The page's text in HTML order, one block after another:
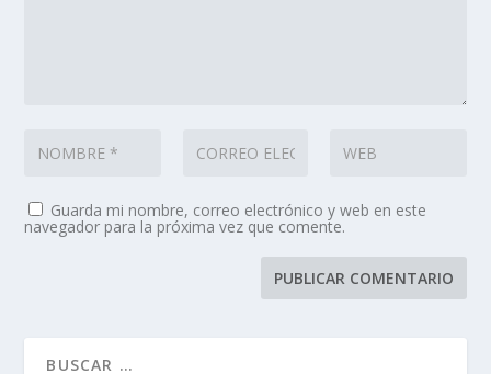
Guarda mi nombre, correo electrónico y web en este
navegador para la próxima vez que comente.